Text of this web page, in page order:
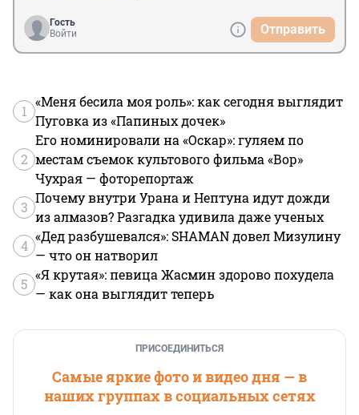
Гость
Войти
Отправить
1
«Меня бесила моя роль»: как сегодня выглядит
Пуговка из «Папиных дочек»
2
Его номинировали на «Оскар»: гуляем по
местам съемок культового фильма «Вор»
Чухрая — фоторепортаж
3
Почему внутри Урана и Нептуна идут дожди
из алмазов? Разгадка удивила даже ученых
4
«Дед разбушевался»: SHAMAN довел Мизулину
— что он натворил
5
«Я крутая»: певица Жасмин здорово похудела
— как она выглядит теперь
ПРИСОЕДИНИТЬСЯ
Самые яркие фото и видео дня — в
наших группах в социальных сетях